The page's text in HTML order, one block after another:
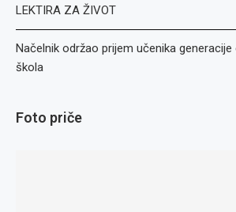
LEKTIRA ZA ŽIVOT
Načelnik održao prijem učenika
škola
Foto priče